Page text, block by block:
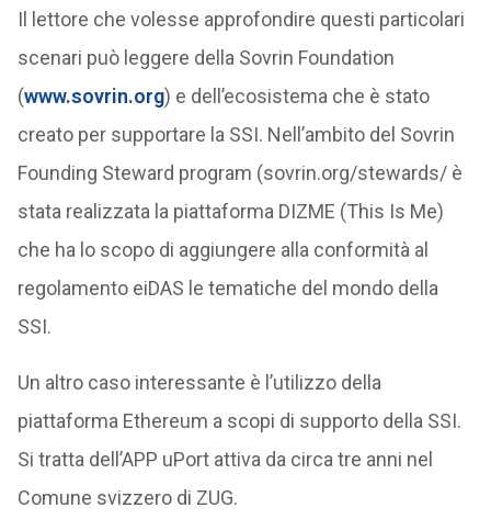
Il lettore che volesse approfondire questi particolari
scenari può leggere della Sovrin Foundation
(www.sovrin.org) e dell’ecosistema che è stato
creato per supportare la SSI. Nell’ambito del Sovrin
Founding Steward program (sovrin.org/stewards/ è
stata realizzata la piattaforma DIZME (This Is Me)
che ha lo scopo di aggiungere alla conformità al
regolamento eiDAS le tematiche del mondo della
SSI.
Un altro caso interessante è l’utilizzo della
piattaforma Ethereum a scopi di supporto della SSI.
Si tratta dell’APP uPort attiva da circa tre anni nel
Comune svizzero di ZUG.